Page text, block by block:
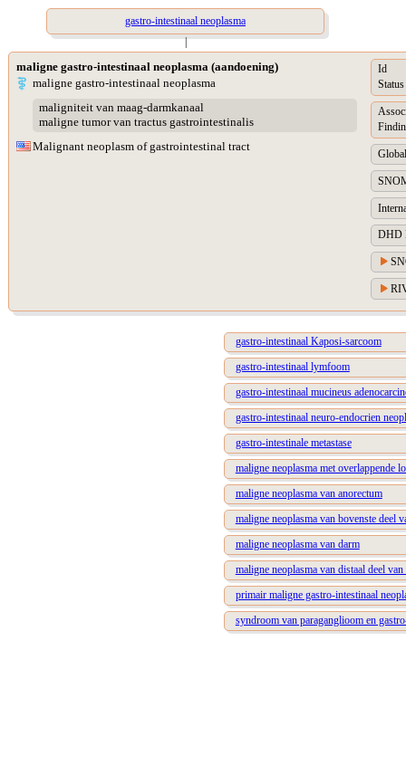
gastro-intestinaal neoplasma
|
maligne gastro-intestinaal neoplasma (aandoening)
maligne gastro-intestinaal neoplasma
maligniteit van maag-darmkanaal
maligne tumor van tractus gastrointestinalis
Malignant neoplasm of gastrointestinal tract
Id
Status
DHD
gastro-intestinaal Kaposi-sarcoom
gastro-intestinaal lymfoom
gastro-intestinaal mucineus
gastro-intestinaal neuro-endocrien
gastro-intestinale metastase
maligne neoplasma met overlappende
maligne neoplasma van anorectum
maligne neoplasma van bovenste deel
maligne neoplasma van darm
maligne neoplasma van distaal deel
primair maligne gastro-intestinaal
syndroom van paraganglioom en